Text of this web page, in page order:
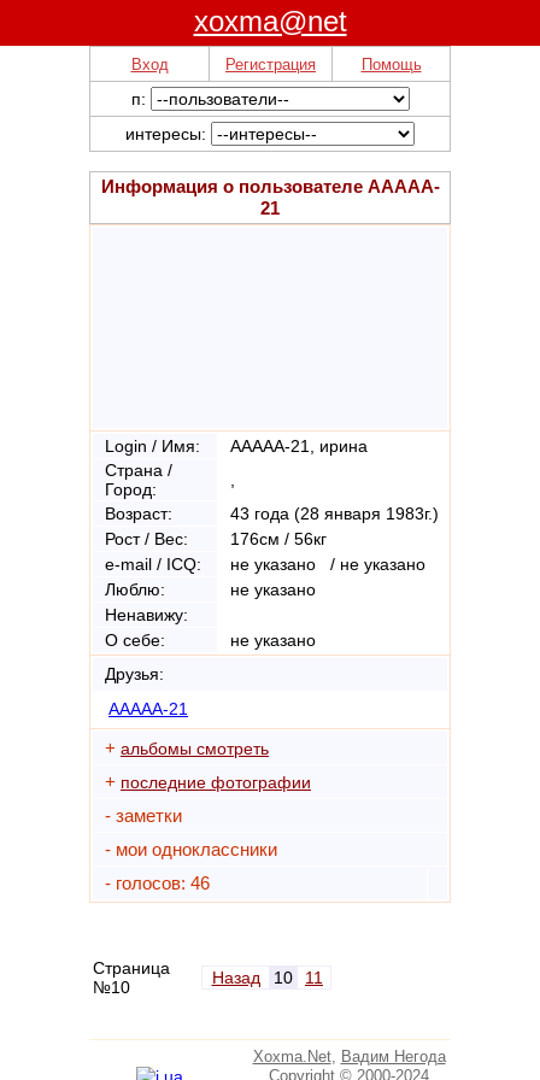
xoxma@net
Вход Регистрация Помощь
п:
интересы:
Информация о пользователе AAAAA-
21
Login / Имя:
AAAAA-21, ирина
Страна /
Город:
Возраст:
43 года (28 января 1983г.)
Рост / Вес:
176см / 56кг
e-mail / ICQ:
не указано / не указано
Люблю:
не указано
Ненавижу:
О себе:
не указано
Друзья:
AAAAA-21
+ альбомы смотреть
+ последние фотографии
- заметки
- мои одноклассники
- голосов: 46
Страница
№10
Назад 10 11
Xoxma.Net, Вадим Негода
Copyright © 2000-2024